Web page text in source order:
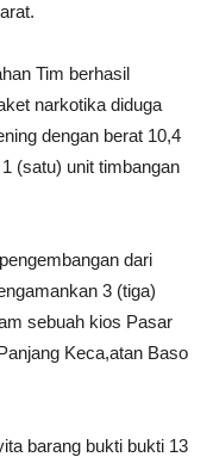
Tim berhasil
narkotika diduga
dengan berat 10,4
(satu) unit timbangan
dari
3 (tiga)
sebuah kios Pasar
Keca,atan Baso
barang bukti bukti 13